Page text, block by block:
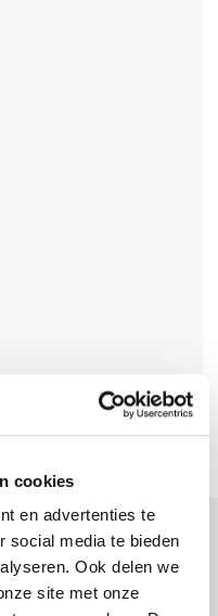
cookies
en advertenties te
social media te bieden
Ook delen we
site met onze
voor gezinnen die